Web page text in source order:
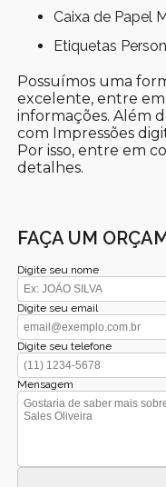
Caixa de Papel
Etiquetas
Possuímos uma
excelente, entre
informações. Além
com Impressões
Por isso, entre em
detalhes.
FAÇA UM
Digite seu nome
Digite seu email
Digite seu telefone
Mensagem